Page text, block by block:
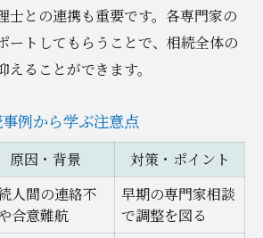
士との連携も重要です。各専門家の
ートしてもらうことで、相続全体の
えることができます。
例から学ぶ注意点
原因・背景
対策・ポイント
人間の連絡不
合意難航
早期の専門家相談
で調整を図る